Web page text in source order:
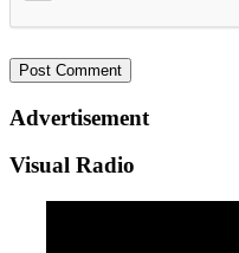
Advertisement
Visual Radio